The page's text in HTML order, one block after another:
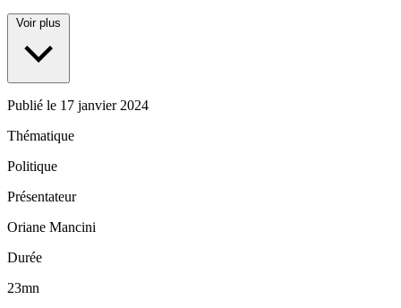
Voir plus
Publié le 17 janvier 2024
Thématique
Politique
Présentateur
Oriane Mancini
Durée
23mn